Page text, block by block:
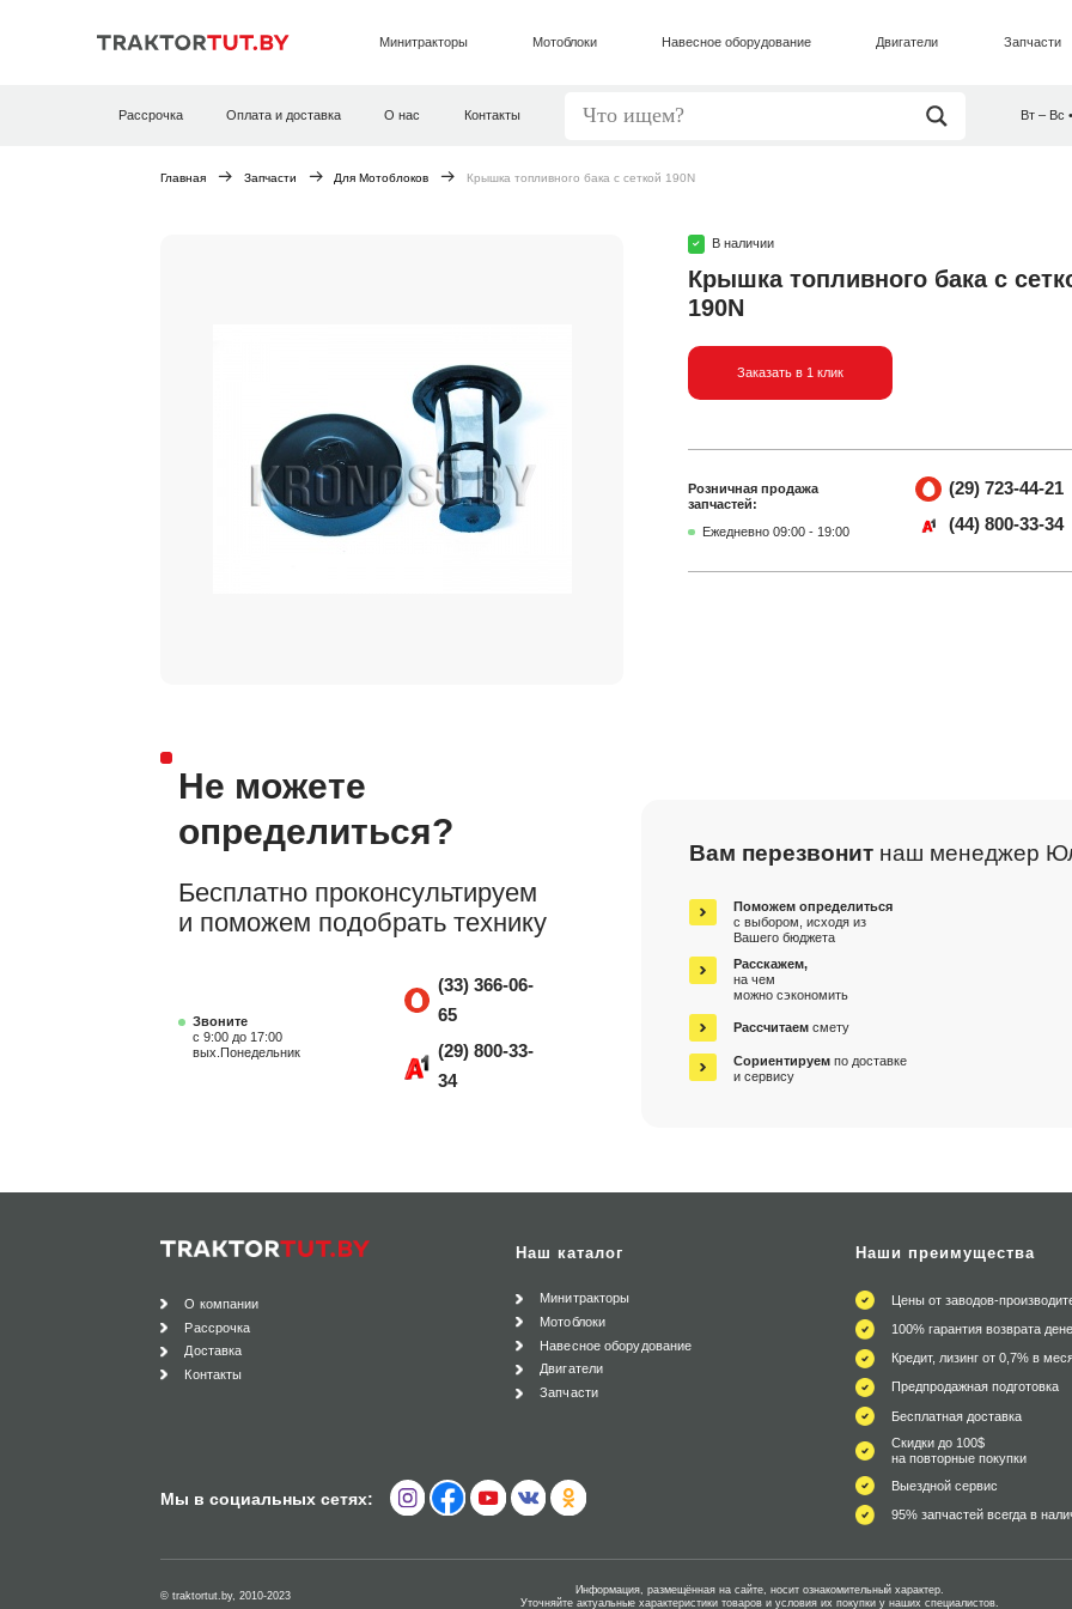
Минитракторы Мотоблоки Навесное оборудование Двигатели Запчасти
Рассрочка Оплата и доставка О нас Контакты Вт – Вс
Главная Запчасти Для Мотоблоков Крышка топливного бака с сеткой 190N
В наличии
Крышка топливного бака с
190N
Заказать в 1 клик
Розничная продажа
запчастей:
Ежедневно 09:00 - 19:00
(29) 723-44-21
(44) 800-33-34
Не можете
определиться?
Бесплатно проконсультируем
и поможем подобрать технику
Звоните
с 9:00 до 17:00
вых.Понедельник
(33) 366-06-
65
(29) 800-33-
34
Вам перезвонит наш менеджер
Поможем определиться
с выбором, исходя из
Вашего бюджета
Расскажем,
на чем
можно сэкономить
Рассчитаем смету
Сориентируем по доставке
и сервису
О компании
Рассрочка
Доставка
Контакты
Наш каталог
Минитракторы
Мотоблоки
Навесное оборудование
Двигатели
Запчасти
Мы в социальных сетях:
Наши преимущества
Цены от заводов-
100% гарантия возврата
Кредит, лизинг от 0,7% в
Предпродажная подготовка
Бесплатная доставка
Скидки до 100$
на повторные покупки
Выездной сервис
95% запчастей всегда в
© traktortut.by, 2010-2023
Информация, размещённая на сайте, носит ознакомительный характер.
Уточняйте актуальные характеристики товаров и условия их покупки у наших специалистов.